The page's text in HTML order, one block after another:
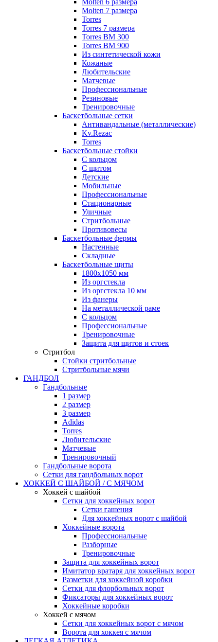
Molten 6 размера
Molten 7 размера
Torres
Torres 7 размера
Torres BM 300
Torres BM 900
Из синтетической кожи
Кожаные
Любительские
Матчевые
Профессиональные
Резиновые
Тренировочные
Баскетбольные сетки
Антивандальные (металлические)
Kv.Rezac
Torres
Баскетбольные стойки
С кольцом
С щитом
Детские
Мобильные
Профессиональные
Стационарные
Уличные
Стритбольные
Противовесы
Баскетбольные фермы
Настенные
Складные
Баскетбольные щиты
1800х1050 мм
Из оргстекла
Из оргстекла 10 мм
Из фанеры
На металлической раме
С кольцом
Профессиональные
Тренировочные
Защита для щитов и стоек
Стритбол
Стойки стритбольные
Стритбольные мячи
ГАНДБОЛ
Гандбольные
1 размер
2 размер
3 размер
Adidas
Torres
Любительские
Матчевые
Тренировочный
Гандбольные ворота
Сетки для гандбольных ворот
ХОККЕЙ С ШАЙБОЙ / С МЯЧОМ
Хоккей с шайбой
Сетки для хоккейных ворот
Сетки гашения
Для хоккейных ворот с шайбой
Хоккейные ворота
Профессиональные
Разборные
Тренировочные
Защита для хоккейных ворот
Имитатор вратаря для хоккейных ворот
Разметки для хоккейной коробки
Сетки для флорбольных ворот
Фиксаторы для хоккейных ворот
Хоккейные коробки
Хоккей с мячом
Сетки для хоккейных ворот с мячом
Ворота для хоккея с мячом